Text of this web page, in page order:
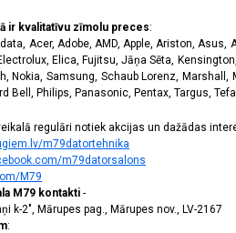
ir kvalitatīvu zīmolu preces:
Acer, Adobe, AMD, Apple, Ariston,
Elica, Fujitsu, Jāņa Sēta,
Nokia, Samsung, Schaub Lorenz, Marshall,
Bell, Philips, Panasonic, Pentax, Targus,
regulāri notiek akcijas un dažādas
m79datortehnika
m79datorsalons
M79
M79 kontakti -
k-2", Mārupes pag., Mārupes nov., LV-2167
: